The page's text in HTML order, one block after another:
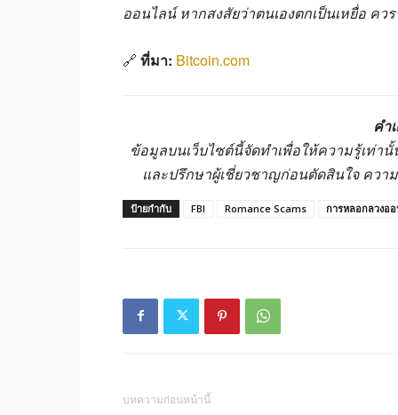
ออนไลน์ หากสงสัยว่าตนเองตกเป็นเหยื่อ ค
🔗 ที่มา: Bitcoin.com
คำ
ข้อมูลบนเว็บไซต์นี้จัดทำเพื่อให้ความรู้เท่
และปรึกษาผู้เชี่ยวชาญก่อนตัดสินใจ ควา
ป้ายกำกับ FBI Romance Scams การหลอกลวงอ
บทความก่อนหน้านี้